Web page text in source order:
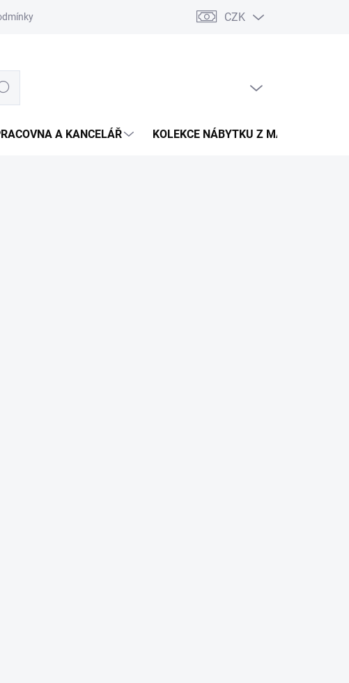
Podmínky ochrany osobních údajů Pojištění zásilky
CZK
A KANCELÁŘ KOLEKCE NÁBYTKU Z MASIVU